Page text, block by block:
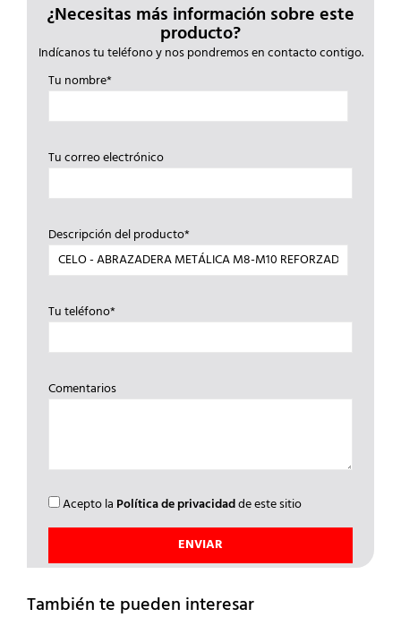
¿Necesitas más información sobre este
producto?
Indícanos tu teléfono y nos pondremos en contacto contigo.
Tu nombre*
Tu correo electrónico
Descripción del producto*
Tu teléfono*
Comentarios
Acepto la Política de privacidadde este sitio
También te pueden interesar